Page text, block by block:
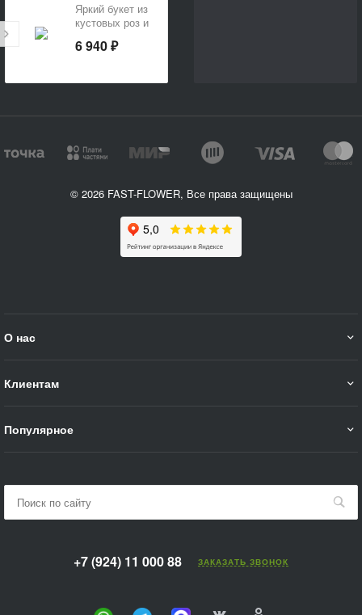
Яркий букет из
кустовых роз и
«Солнечный
6 940 ₽
© 2026 FAST-FLOWER, Все права защищены
О нас
Клиентам
Популярное
+7 (924) 11 000 88 ЗАКАЗАТЬ ЗВОНОК